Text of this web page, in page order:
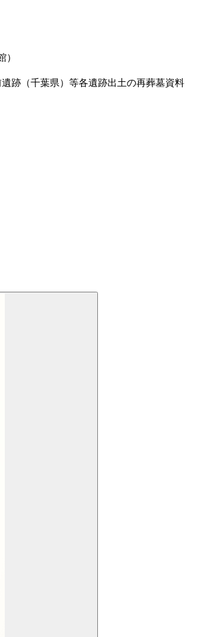
）
跡（千葉県）等各遺跡出土の再葬墓資料